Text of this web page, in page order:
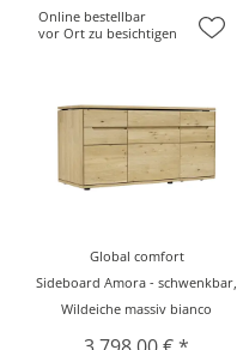
Online bestellbar
vor Ort zu besichtigen
Global comfort
Sideboard Amora - schwenkbar,
Wildeiche massiv bianco